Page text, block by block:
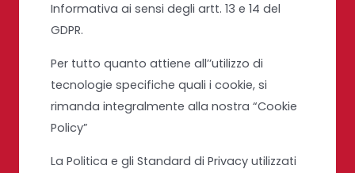
Informativa ai sensi degli artt. 13 e 14 del
GDPR.
Per tutto quanto attiene all’’utilizzo di
tecnologie specifiche quali i cookie, si
rimanda integralmente alla nostra “Cookie
Policy”
La Politica e gli Standard di Privacy utilizzati